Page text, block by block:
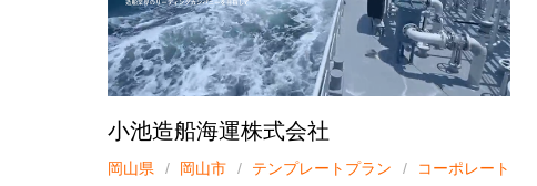
小池造船海運株式会社
岡山県 岡山市 テンプレートプラン
コーポレート